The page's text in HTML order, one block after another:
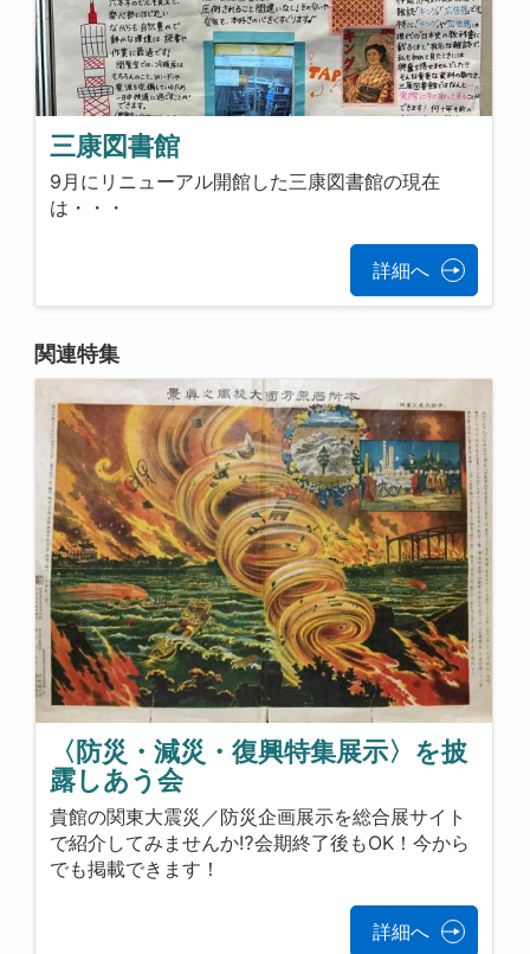
三康図書館
9月にリニューアル開館した三康図書館の現在
は・・・
詳細へ
関連特集
〈防災・減災・復興特集展示〉を披
露しあう会
貴館の関東大震災／防災企画展示を総合展サイト
で紹介してみませんか⁉会期終了後もOK！今から
でも掲載できます！
詳細へ